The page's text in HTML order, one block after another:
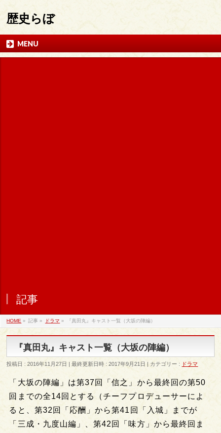
歴史らぼ
MENU
記事
HOME » 記事 » ドラマ » 『真田丸』キャスト一覧（大坂の陣編）
『真田丸』キャスト一覧（大坂の陣編）
投稿日 : 2016年11月27日 最終更新日時 : 2017年9月21日 カテゴリー : ドラマ
「大坂の陣編」は第37回「信之」から最終回の第50
回までの全14回とする（チーフプロデューサーによ
ると、第32回「応酬」から第41回「入城」までが
「三成・九度山編」、第42回「味方」から最終回ま